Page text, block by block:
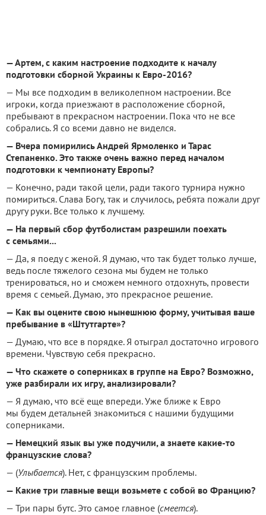
— Артем, с каким настроение подходите к началу
подготовки сборной Украины к Евро-2016?
— Мы все подходим в великолепном настроении. Все
игроки, когда приезжают в расположение сборной,
пребывают в прекрасном настроении. Пока что не все
собрались. Я со всеми давно не виделся.
— Вчера помирились Андрей Ярмоленко и Тарас
Степаненко. Это также очень важно перед началом
подготовки к чемпионату Европы?
— Конечно, ради такой цели, ради такого турнира нужно
помириться. Слава Богу, так и случилось, ребята пожали друг
другу руки. Все только к лучшему.
— На первый сбор футболистам разрешили поехать
с семьями...
— Да, я поеду с женой. Я думаю, что так будет только лучше,
ведь после тяжелого сезона мы будем не только
тренироваться, но и сможем немного отдохнуть, провести
время с семьей. Думаю, это прекрасное решение.
— Как вы оцените свою нынешнюю форму, учитывая ваше
пребывание в «Штутгарте»?
— Думаю, что все в порядке. Я отыграл достаточно игрового
времени. Чувствую себя прекрасно.
— Что скажете о соперниках в группе на Евро? Возможно,
уже разбирали их игру, анализировали?
— Я думаю, что всё еще впереди. Уже ближе к Евро
мы будем детальней знакомиться с нашими будущими
соперниками.
— Немецкий язык вы уже подучили, а знаете какие-то
французские слова?
— (Улыбается). Нет, с французским проблемы.
— Какие три главные вещи возьмете с собой во Францию?
— Три пары бутс. Это самое главное (смеется).